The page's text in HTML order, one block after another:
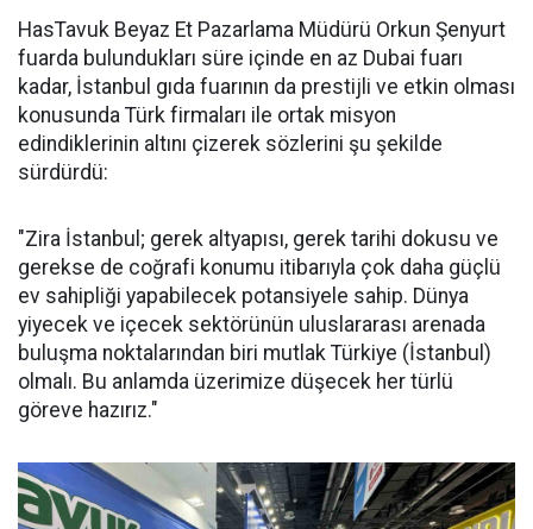
HasTavuk Beyaz Et Pazarlama Müdürü Orkun Şenyurt
fuarda bulundukları süre içinde en az Dubai fuarı
kadar, İstanbul gıda fuarının da prestijli ve etkin olması
konusunda Türk firmaları ile ortak misyon
edindiklerinin altını çizerek sözlerini şu şekilde
sürdürdü:
"Zira İstanbul; gerek altyapısı, gerek tarihi dokusu ve
gerekse de coğrafi konumu itibarıyla çok daha güçlü
ev sahipliği yapabilecek potansiyele sahip. Dünya
yiyecek ve içecek sektörünün uluslararası arenada
buluşma noktalarından biri mutlak Türkiye (İstanbul)
olmalı. Bu anlamda üzerimize düşecek her türlü
göreve hazırız."